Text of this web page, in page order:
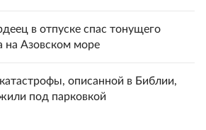
в отпуске спас тонущего
на Азовском море
описанной в Библии,
под парковкой